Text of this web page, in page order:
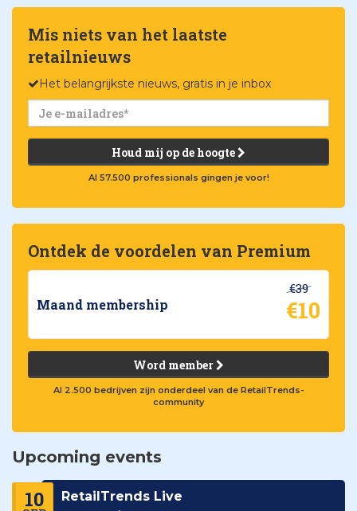
Mis niets van het laatste
retailnieuws
Het belangrijkste nieuws, gratis in je inbox
Houd mij op de hoogte
Al 57.500 professionals gingen je voor!
Ontdek de voordelen van Premium
Maand membership
€39
€10
Word member
Al 2.500 bedrijven zijn onderdeel van de RetailTrends-
community
Upcoming events
10 RetailTrends Live